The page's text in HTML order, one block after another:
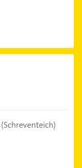
(Schreventeich)